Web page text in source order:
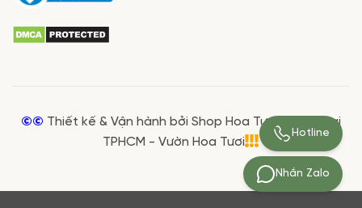
©© Thiết kế & Vận hành bởi Shop Hoa Tươi Giá Rẻ tại
TPHCM - Vườn Hoa Tươi
Nhắn Zalo
Hotline